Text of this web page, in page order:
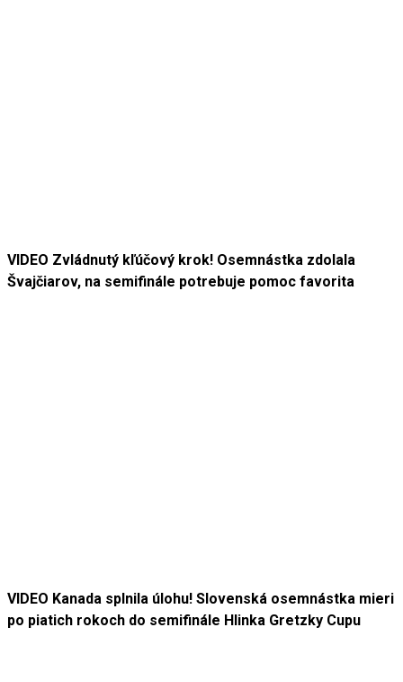
VIDEO Zvládnutý kľúčový krok! Osemnástka zdolala
Švajčiarov, na semifinále potrebuje pomoc favorita
VIDEO Kanada splnila úlohu! Slovenská osemnástka mieri
po piatich rokoch do semifinále Hlinka Gretzky Cupu